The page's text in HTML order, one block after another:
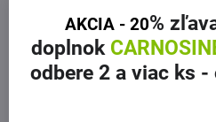
AKCIA - 20%
doplnok
odbere 2 a viac ks -